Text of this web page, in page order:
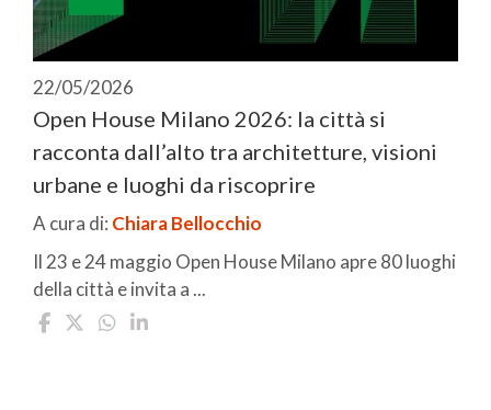
22/05/2026
Open House Milano 2026: la città si
racconta dall’alto tra architetture, visioni
urbane e luoghi da riscoprire
A cura di: Chiara Bellocchio
Il 23 e 24 maggio Open House Milano apre 80 luoghi
della città e invita a ...